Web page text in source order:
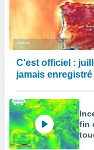
C'est officiel :
jamais
fin